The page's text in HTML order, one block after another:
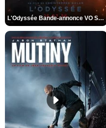
L'Odyssée Bande-annonce VO STFR